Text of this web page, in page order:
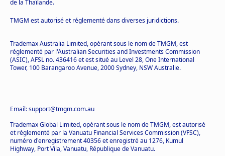
de la Thaïlande.
TMGM est autorisé et réglementé dans diverses juridictions.
Trademax Australia Limited, opérant sous le nom de TMGM, est
réglementé par l'Australian Securities and Investments Commission
(ASIC), AFSL no. 436416 et est situé au Level 28, One International
Tower, 100 Barangaroo Avenue, 2000 Sydney, NSW Australie.
Email: support@tmgm.com.au
Trademax Global Limited, opérant sous le nom de TMGM, est autorisé
et réglementé par la Vanuatu Financial Services Commission (VFSC),
numéro d'enregistrement 40356 et enregistré au 1276, Kumul
Highway, Port Vila, Vanuatu, République de Vanuatu.